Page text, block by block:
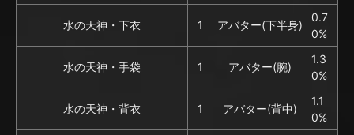
水の天神・下衣 1 アバター(下半身)
0.7
0%
水の天神・手袋 1 アバター(腕)
1.3
0%
水の天神・背衣 1 アバター(背中)
1.1
0%